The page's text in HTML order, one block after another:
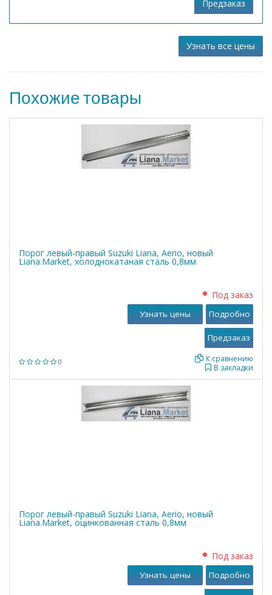
Узнать все цены
Похожие товары
Порог левый-правый Suzuki Liana, Aerio, новый
Liana.Market, холоднокатаная сталь 0,8мм
0
Под заказ
В закладки
К сравнению
Узнать цены Подробно
Порог левый-правый Suzuki Liana, Aerio, новый
Liana.Market, оцинкованная сталь 0,8мм
Под заказ
Узнать цены Подробно